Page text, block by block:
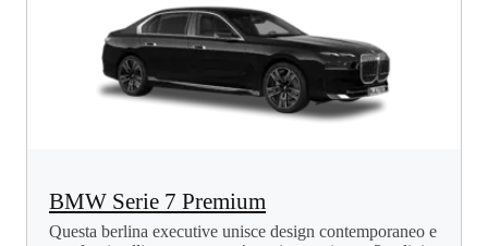
BMW Serie 7 Premium
Questa berlina executive unisce design contemporaneo e